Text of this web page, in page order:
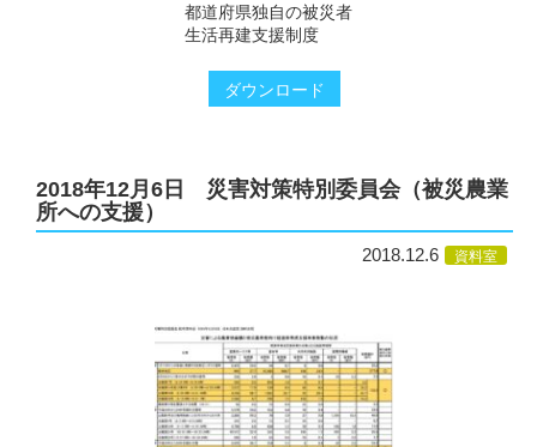
都道府県独自の被災者
生活再建支援制度
ダウンロード
2018年12月6日 災害対策特別委員会（被災農業
所への支援）
2018.12.6 資料室